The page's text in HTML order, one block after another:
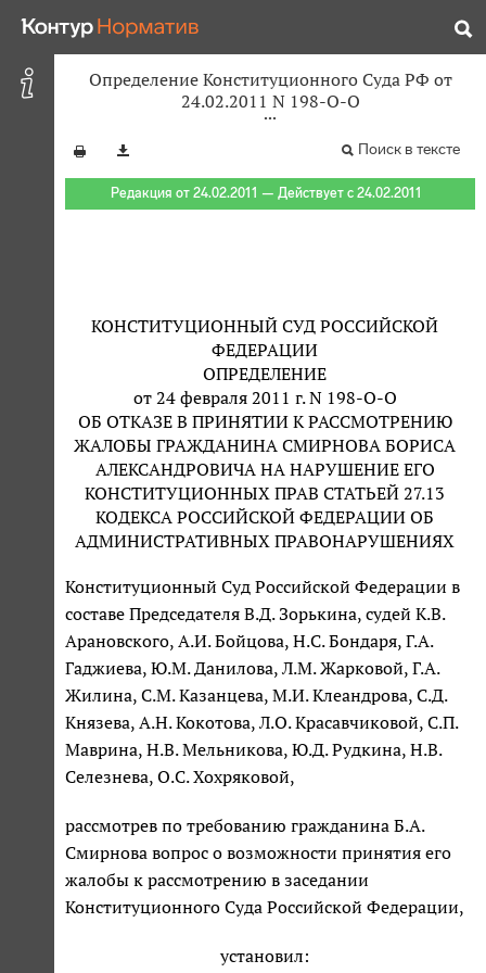
Определение Конституционного Суда РФ от
24.02.2011 N 198-О-О
Поиск в тексте
Редакция от 24.02.2011 — Действует с 24.02.2011
КОНСТИТУЦИОННЫЙ СУД РОССИЙСКОЙ
ФЕДЕРАЦИИ
ОПРЕДЕЛЕНИЕ
от 24 февраля 2011 г. N 198-О-О
ОБ ОТКАЗЕ В ПРИНЯТИИ К РАССМОТРЕНИЮ
ЖАЛОБЫ ГРАЖДАНИНА СМИРНОВА БОРИСА
АЛЕКСАНДРОВИЧА НА НАРУШЕНИЕ ЕГО
КОНСТИТУЦИОННЫХ ПРАВ СТАТЬЕЙ 27.13
КОДЕКСА РОССИЙСКОЙ ФЕДЕРАЦИИ ОБ
АДМИНИСТРАТИВНЫХ ПРАВОНАРУШЕНИЯХ
Конституционный Суд Российской Федерации в
составе Председателя В.Д. Зорькина, судей К.В.
Арановского, А.И. Бойцова, Н.С. Бондаря, Г.А.
Гаджиева, Ю.М. Данилова, Л.М. Жарковой, Г.А.
Жилина, С.М. Казанцева, М.И. Клеандрова, С.Д.
Князева, А.Н. Кокотова, Л.О. Красавчиковой, С.П.
Маврина, Н.В. Мельникова, Ю.Д. Рудкина, Н.В.
Селезнева, О.С. Хохряковой,
рассмотрев по требованию гражданина Б.А.
Смирнова вопрос о возможности принятия его
жалобы к рассмотрению в заседании
Конституционного Суда Российской Федерации,
установил: